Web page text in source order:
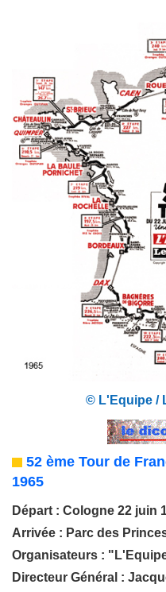
© L'Equipe /
52 ème Tour de
1965
Départ : Cologne 22 juin
Arrivée : Parc des
Organisateurs :
Directeur Général :